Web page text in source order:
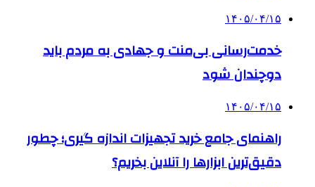
۱۴۰۵/۰۴/۱۵
خدمت‌رسانی بی‌منت و جهادی به مردم باید
دوچندان شود
۱۴۰۵/۰۴/۱۵
راهنمای جامع خرید تجهیزات اندازه گیری؛ چطور
دقیق‌ترین ابزارها را آنلاین بخریم؟